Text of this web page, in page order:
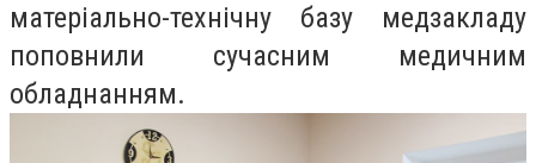
матеріально-технічну базу медзакладу
поповнили сучасним медичним
обладнанням.